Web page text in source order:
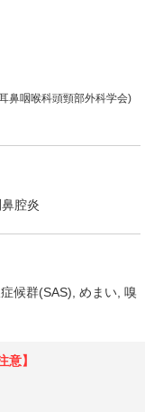
鼻咽喉科頭頸部外科学会)
腔炎
候群(SAS) めまい 嗅
意】